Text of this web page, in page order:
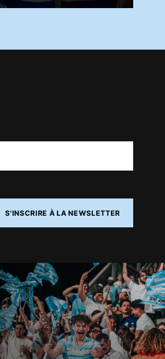
S'INSCRIRE À LA NEWSLETTER